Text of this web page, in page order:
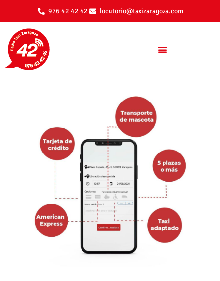
976 42 42 42 locutorio@taxizaragoza.com